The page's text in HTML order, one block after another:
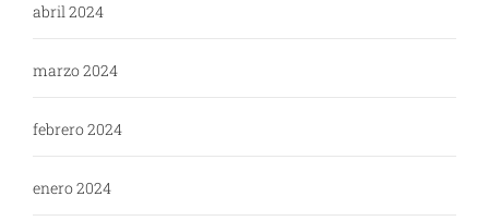
abril 2024
marzo 2024
febrero 2024
enero 2024